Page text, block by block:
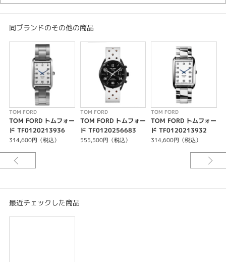
5気圧防水以下
メンズウォッチ
革ベルト
メンズ 腕時計
TOM FORD
腕時計
TOM FORD
MOVEMENT –AUTOMATIC CHRONOGRAPH
(スイスSELLITA SW510ベースTFムーブメント)
シースルーケースバック＆TOM FORDサインエッチング
TFロゴの刻印のブラックローター
同ブランドのその他の商品
TOM FORD
TOM FORD トムフォー
ド TF0120213936
314,600円（税込）
TOM FORD
TOM FORD トムフォー
ド TF0120256683
555,500円（税込）
TOM FORD
TOM FORD トムフォー
ド TF0120213932
314,600円（税込）
最近チェックした商品